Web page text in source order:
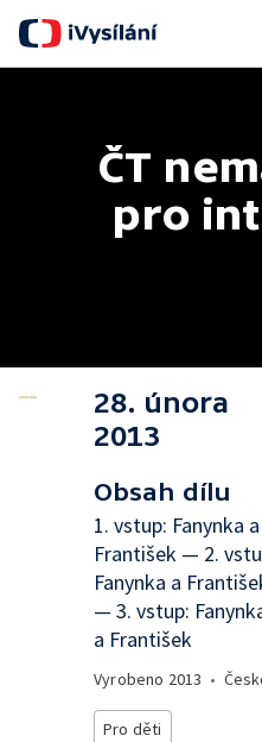
ČT
pro
28. února
2013
Obsah dílu
1. vstup: Fanynka a
František — 2.
Fanynka a
— 3. vstup:
a František
Vyrobeno 2013 •
Pro děti